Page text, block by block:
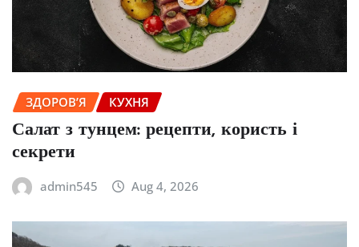
ЗДОРОВ’Я КУХНЯ
Салат з тунцем: рецепти, користь і
секрети
admin545 Aug 4, 2026